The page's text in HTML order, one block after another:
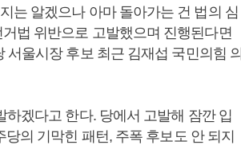
는 알겠으나 아마 돌아가는 건 법의 심
법 위반으로 고발했으며 진행된다면
울시장 후보 최근 김재섭 국민의힘 의
겠다고 한다. 당에서 고발해 잠깐 입
의 기막힌 패턴, 주폭 후보도 안 되지